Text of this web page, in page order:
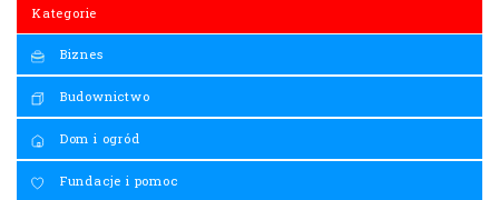
Kategorie
Biznes
Budownictwo
Dom i ogród
Fundacje i pomoc